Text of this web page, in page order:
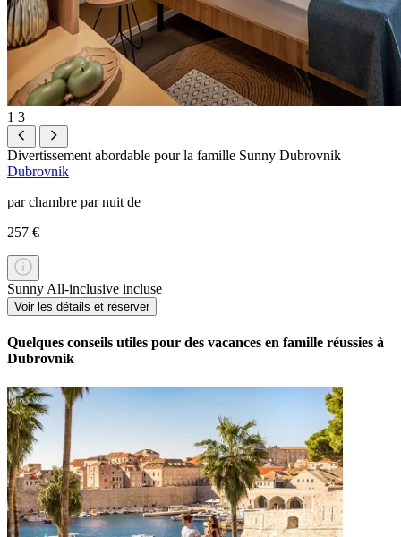
1 3
Divertissement abordable pour la famille Sunny Dubrovnik
Dubrovnik
par chambre par nuit de
257 €
Sunny All-inclusive incluse
Voir les détails et réserver
Quelques conseils utiles pour des vacances en famille réussies à
Dubrovnik